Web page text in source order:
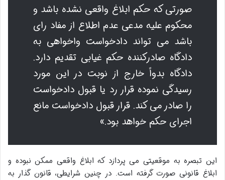
صورتی که حکم ابلاغ واقعی نشده باشد و
محکوم علیه مدعی عدم اطلاع از مفاد رای
باشد می تواند دادخواست واخواهی به
دادگاه صادرکننده حکم غیابی تقدیم دارد.
دادگاه بدواً خارج از نوبت در این مورد
رسیدگی نموده قرار رد یا قبول دادخواست
را صادر می کند. قرار قبول دادخواست مانع
اجرای حکم خواهد بود.»
این تبصره به موقعیتی می پردازد که ابلاغ واقعی ممکن نبوده و
ابلاغ قانونی صورت گرفته است. در چنین شرایطی، قانون گذار به